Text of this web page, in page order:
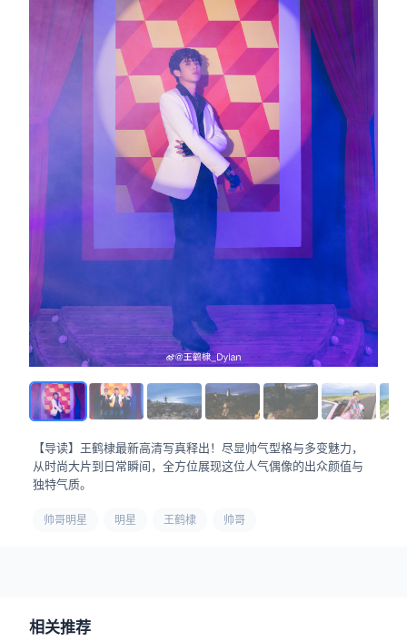
【导读】王鹤棣最新高清写真释出！尽显帅气型格与多变魅力，
从时尚大片到日常瞬间，全方位展现这位人气偶像的出众颜值与
独特气质。
帅哥明星 明星 王鹤棣 帅哥
相关推荐